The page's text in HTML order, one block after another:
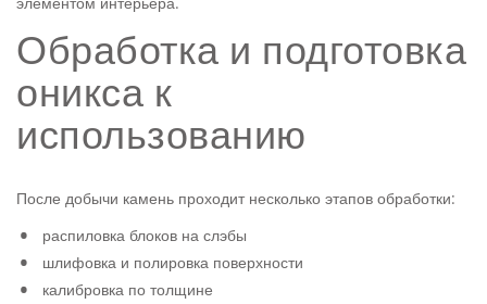
Обработка и подготовка
оникса к
использованию
После добычи камень проходит несколько этапов обработки:
распиловка блоков на слэбы
шлифовка и полировка поверхности
калибровка по толщине